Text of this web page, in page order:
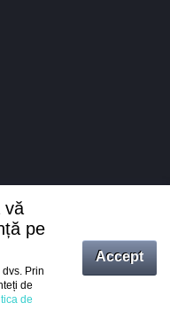
vă
pe
Prin
de
de
Accept